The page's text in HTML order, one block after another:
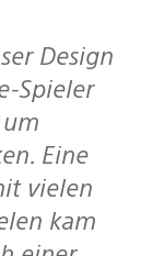
Spieler
Eine
vielen
kam